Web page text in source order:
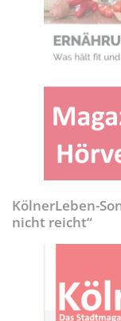
KölnerLeben-
nicht reicht“